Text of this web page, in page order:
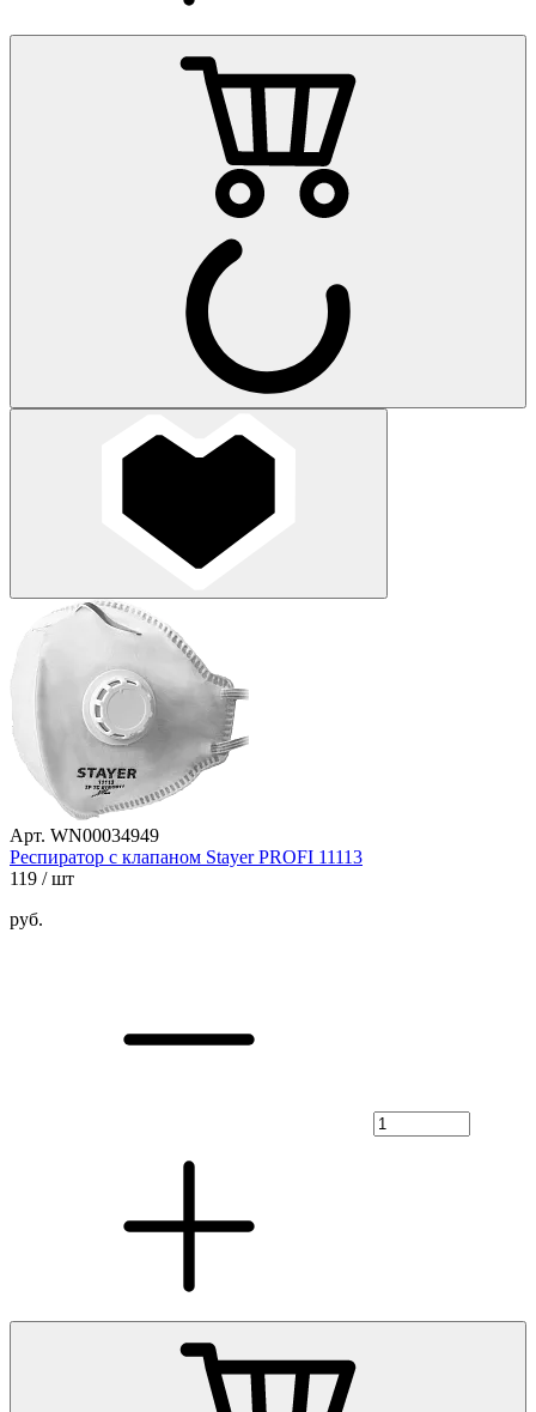
Арт. WN00034949
Респиратор с клапаном Stayer PROFI 11113
119 / шт
руб.